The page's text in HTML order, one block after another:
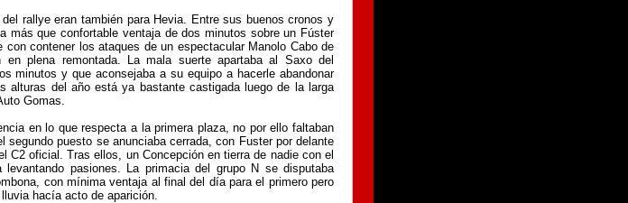
rallye eran también para Hevia. Entre sus buenos cronos y
más que confortable ventaja de dos minutos sobre un Fúster
contener los ataques de un espectacular Manolo Cabo de
plena remontada. La mala suerte apartaba al Saxo del
minutos y que aconsejaba a su equipo a hacerle abandonar
alturas del año está ya bastante castigada luego de la larga
Gomas.
en lo que respecta a la primera plaza, no por ello faltaban
puesto se anunciaba cerrada, con Fuster por delante
C2 oficial. Tras ellos, un Concepción en tierra de nadie con el
pasiones. La primacia del grupo N se disputaba
con mínima ventaja al final del día para el primero pero
hacía acto de aparición.